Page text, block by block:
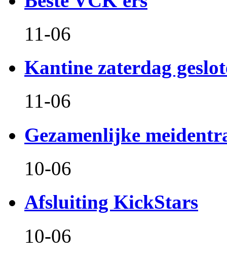
11-06
Kantine zaterdag
11-06
Gezamenlijke
10-06
Afsluiting KickStars
10-06